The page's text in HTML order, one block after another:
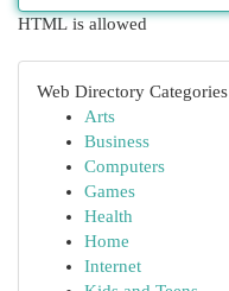
HTML is allowed
Web Directory Categories
Arts
Business
Computers
Games
Health
Home
Internet